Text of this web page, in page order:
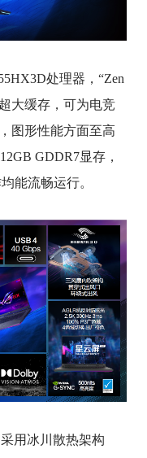
处理器，“Zen
大缓存，可为电竞
图形性能方面至高
GDDR7显存，
能流畅运行。
用冰川散热架构